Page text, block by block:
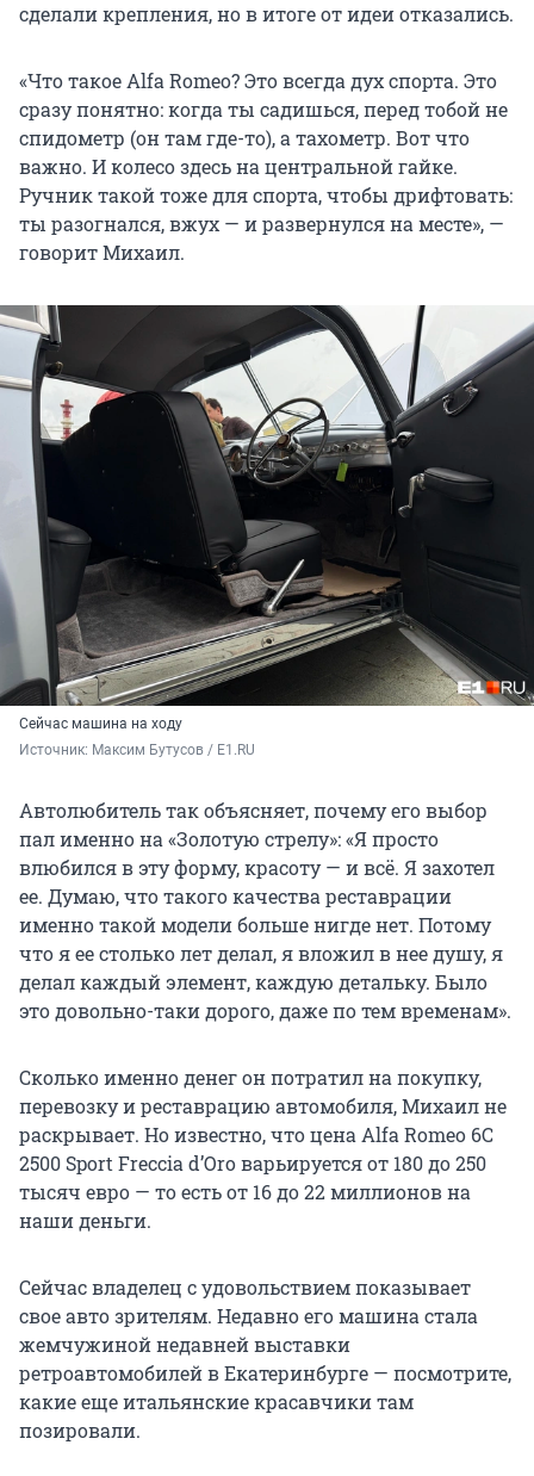
сделали крепления, но в итоге от идеи отказались.
«Что такое Alfa Romeo? Это всегда дух спорта. Это
сразу понятно: когда ты садишься, перед тобой не
спидометр (он там где-то), а тахометр. Вот что
важно. И колесо здесь на центральной гайке.
Ручник такой тоже для спорта, чтобы дрифтовать:
ты разогнался, вжух — и развернулся на месте», —
говорит Михаил.
Сейчас машина на ходу
Источник: Максим Бутусов / E1.RU
Автолюбитель так объясняет, почему его выбор
пал именно на «Золотую стрелу»: «Я просто
влюбился в эту форму, красоту — и всё. Я захотел
ее. Думаю, что такого качества реставрации
именно такой модели больше нигде нет. Потому
что я ее столько лет делал, я вложил в нее душу, я
делал каждый элемент, каждую детальку. Было
это довольно-таки дорого, даже по тем временам».
Сколько именно денег он потратил на покупку,
перевозку и реставрацию автомобиля, Михаил не
раскрывает. Но известно, что цена Alfa Romeo 6С
2500 Sport Freccia d’Oro варьируется от 180 до 250
тысяч евро — то есть от 16 до 22 миллионов на
наши деньги.
Сейчас владелец с удовольствием показывает
свое авто зрителям. Недавно его машина стала
жемчужиной недавней выставки
ретроавтомобилей в Екатеринбурге — посмотрите,
какие еще итальянские красавчики там
позировали.